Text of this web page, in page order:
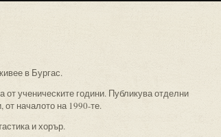
в Бургас.
от ученическите години. Публикува отделни
от началото на 1990-те.
и хорър.